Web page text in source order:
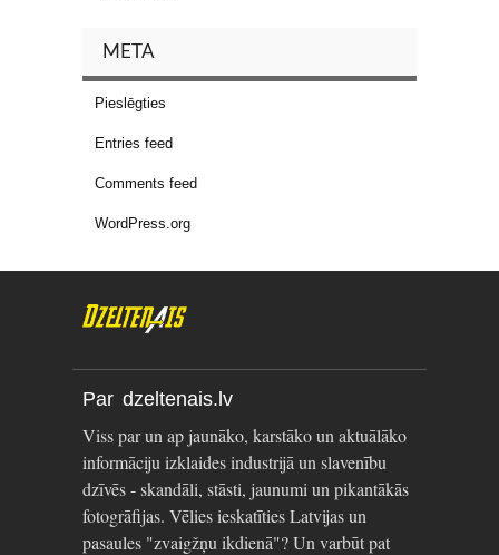
META
Pieslēgties
Entries feed
Comments feed
WordPress.org
Par dzeltenais.lv
Viss par un ap jaunāko, karstāko un aktuālāko
informāciju izklaides industrijā un slavenību
dzīvēs - skandāli, stāsti, jaunumi un pikantākās
fotogrāfijas. Vēlies ieskatīties Latvijas un
pasaules "zvaigžņu ikdienā"? Un varbūt pat